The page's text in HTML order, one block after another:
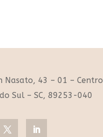
Nasato, 43 – 01 – Centro
Sul – SC, 89253-040